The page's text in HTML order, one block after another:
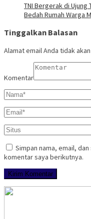
TNI Bergerak di
Bedah Rumah Warga
Tinggalkan Balasan
Alamat email Anda tidak
Komentar
Simpan nama, email,
komentar saya berikutnya.